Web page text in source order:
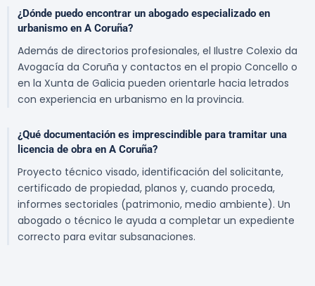
¿Dónde puedo encontrar un abogado especializado en
urbanismo en A Coruña?
Además de directorios profesionales, el Ilustre Colexio da
Avogacía da Coruña y contactos en el propio Concello o
en la Xunta de Galicia pueden orientarle hacia letrados
con experiencia en urbanismo en la provincia.
¿Qué documentación es imprescindible para tramitar una
licencia de obra en A Coruña?
Proyecto técnico visado, identificación del solicitante,
certificado de propiedad, planos y, cuando proceda,
informes sectoriales (patrimonio, medio ambiente). Un
abogado o técnico le ayuda a completar un expediente
correcto para evitar subsanaciones.